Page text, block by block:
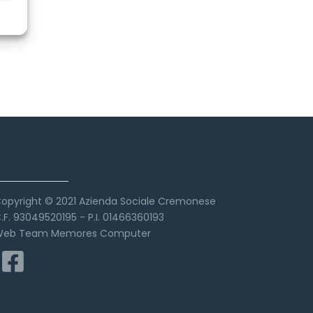
© 2021 Azienda Sociale Cremonese
93049520195 - P.I. 01466360193
Team Memores Computer